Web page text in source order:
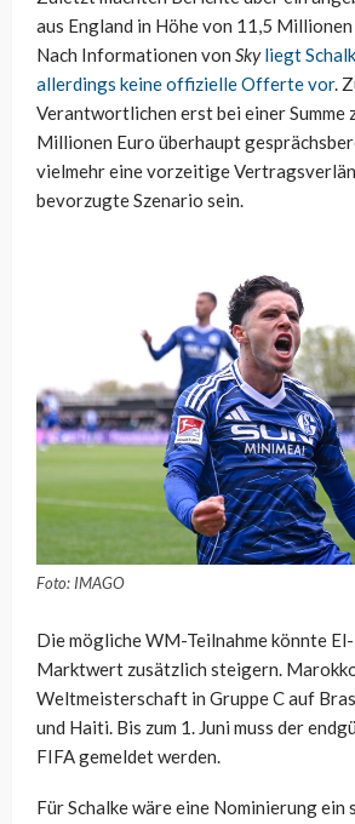
aus England in Höhe von 11,5 Millionen
Nach Informationen von Sky liegt
allerdings keine offizielle Offerte vor.
Verantwortlichen erst bei einer Summe
Millionen Euro überhaupt
vielmehr eine vorzeitige
bevorzugte Szenario sein.
Foto: IMAGO
Die mögliche WM-Teilnahme könnte
Marktwert zusätzlich steigern.
Weltmeisterschaft in Gruppe C auf
und Haiti. Bis zum 1. Juni muss der
FIFA gemeldet werden.
Für Schalke wäre eine Nominierung ein